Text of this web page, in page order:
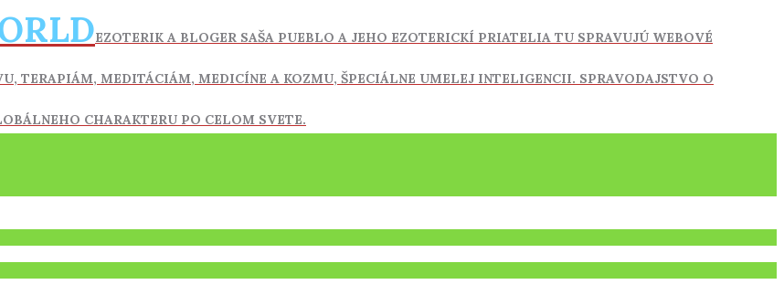
EZOTERIK A BLOGER SAŠA PUEBLO A JEHO EZOTERICKÍ PRIATELIA TU SPRAVUJÚ WEBOVÉ
TERAPIÁM, MEDITÁCIÁM, MEDICÍNE A KOZMU, ŠPECIÁLNE UMELEJ INTELIGENCII. SPRAVODAJSTVO O
CHARAKTERU PO CELOM SVETE.